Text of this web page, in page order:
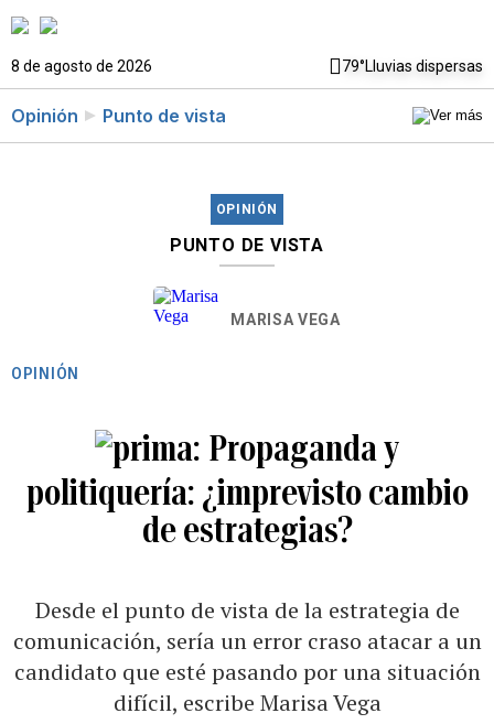
8 de agosto de 2026 79°Lluvias dispersas
Opinión Punto de vista
OPINIÓN
PUNTO DE VISTA
MARISA VEGA
OPINIÓN
Propaganda y
politiquería: ¿imprevisto cambio
de estrategias?
Desde el punto de vista de la estrategia de
comunicación, sería un error craso atacar a un
candidato que esté pasando por una situación
difícil, escribe Marisa Vega